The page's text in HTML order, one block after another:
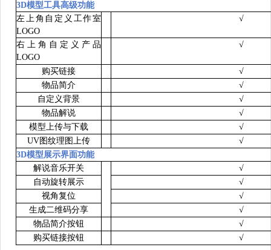
3D模型工具高级功能
左上角自定义工作室
LOGO
√
右上角自定义产品
LOGO
√
购买链接
√
物品简介
√
自定义背景
√
物品解说
√
模型上传与下载
√
UV图纹理图上传
√
3D模型展示界面功能
解说音乐开关
√
自动旋转展示
√
视角复位
√
生成二维码分享
√
物品简介按钮
√
购买链接按钮
√